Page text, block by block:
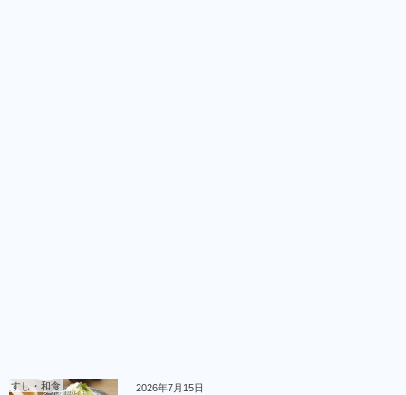
すし・和食 2026年7月15日